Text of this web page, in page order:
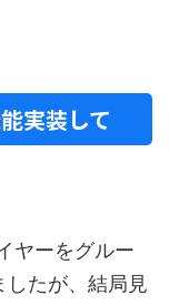
実装して
ヤーをグルー
したが、結局見